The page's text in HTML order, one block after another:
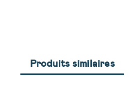
Produits similaires